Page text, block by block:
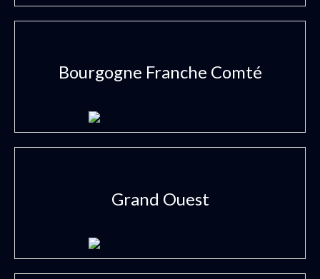
Bourgogne Franche Comté
Grand Ouest